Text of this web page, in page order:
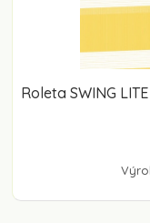
Roleta SWING